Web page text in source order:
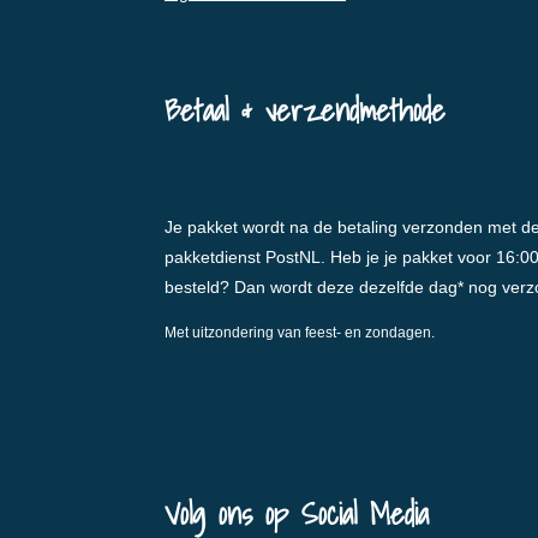
Betaal & verzendmethode
Je pakket wordt na de betaling verzonden met
pakketdienst PostNL. Heb je je pakket voor 16:00
besteld? Dan wordt deze dezelfde dag* nog
Met uitzondering van feest- en zondagen.
Volg ons op Social Media